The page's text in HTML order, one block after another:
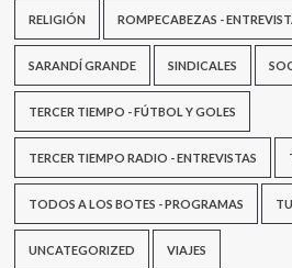
RELIGIÓN ROMPECABEZAS -
SARANDÍ GRANDE SINDICALES
TERCER TIEMPO - FÚTBOL Y GOLES
TERCER TIEMPO RADIO - ENTREVISTAS
TODOS A LOS BOTES - PROGRAMAS
UNCATEGORIZED VIAJES